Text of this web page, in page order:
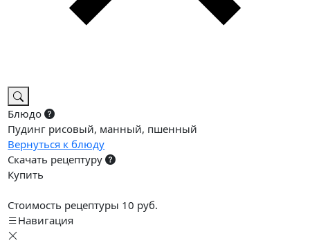
Блюдо
Пудинг рисовый, манный, пшенный
Вернуться к блюду
Скачать рецептуру
Купить
Стоимость рецептуры 10 руб.
Навигация